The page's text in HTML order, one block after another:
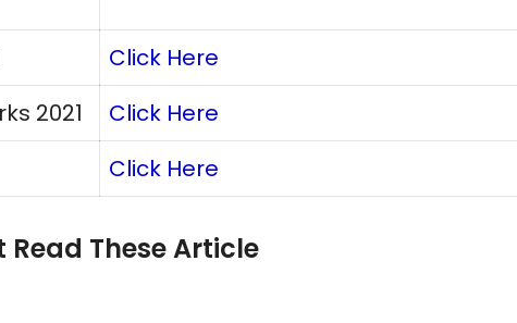
Click Here
2021
Click Here
Click Here
Read These Article